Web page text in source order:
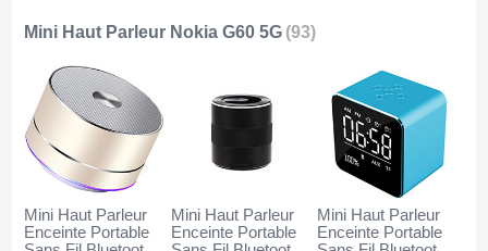
Mini Haut Parleur Nokia G60 5G (93)
Mini Haut Parleur
Enceinte Portable
Mini Haut Parleur
Enceinte Portable
Mini Haut Parleur
Enceinte Portable